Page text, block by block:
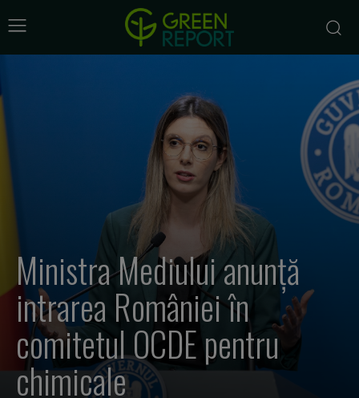
Ministra Mediului anunță
intrarea României în
comitetul OCDE pentru
chimicale